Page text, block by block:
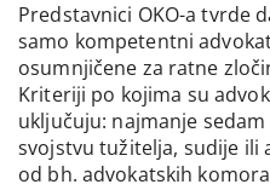
Predstavnici OKO-a tvrde
samo kompetentni
osumnjičene za ratne
Kriteriji po kojima su
uključuju: najmanje
svojstvu tužitelja, sudije ili
od bh. advokatskih